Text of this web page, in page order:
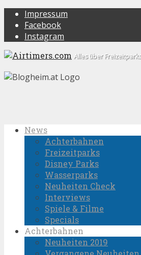
Impressum
Facebook
Instagram
Alles über
News
Achterbahnen
Freizeitparks
Disney Parks
Wasserparks
Neuheiten Check
Interviews
Spiele & Filme
Specials
Achterbahnen
Neuheiten 2019